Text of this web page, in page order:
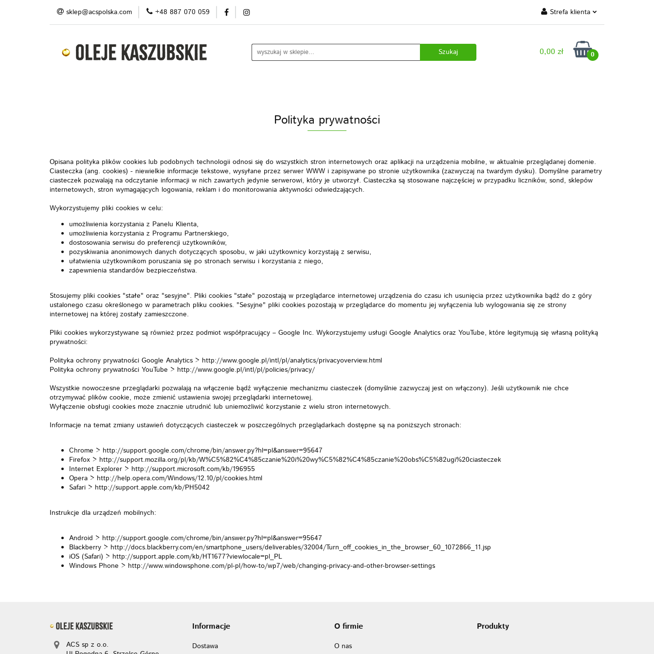
sklep@acspolska.com +48 887 070 059 Strefa klienta
Zaloguj się
Zarejestruj się
0,00 zł 0
Produkty Promocje/ outlet
Blog Do pobrania
Polityka prywatności
Opisana polityka plików cookies lub podobnych technologii odnosi się do wszystkich stron internetowych oraz aplikacji na urządzenia mobilne, w aktualnie przeglądanej domenie.
Ciasteczka (ang. cookies) - niewielkie informacje tekstowe, wysyłane przez serwer WWW i zapisywane po stronie użytkownika (zazwyczaj na twardym dysku). Domyślne parametry
ciasteczek pozwalają na odczytanie informacji w nich zawartych jedynie serwerowi, który je utworzył. Ciasteczka są stosowane najczęściej w przypadku liczników, sond, sklepów
internetowych, stron wymagających logowania, reklam i do monitorowania aktywności odwiedzających.
Wykorzystujemy pliki cookies w celu:
umożliwienia korzystania z Panelu Klienta,
umożliwienia korzystania z Programu Partnerskiego,
dostosowania serwisu do preferencji użytkowników,
pozyskiwania anonimowych danych dotyczących sposobu, w jaki użytkownicy korzystają z serwisu,
ułatwienia użytkownikom poruszania się po stronach serwisu i korzystania z niego,
zapewnienia standardów bezpieczeństwa.
Stosujemy pliki cookies "stałe" oraz "sesyjne". Pliki cookies "stałe" pozostają w przeglądarce internetowej urządzenia do czasu ich usunięcia przez użytkownika bądź do z góry
ustalonego czasu określonego w parametrach pliku cookies. "Sesyjne" pliki cookies pozostają w przeglądarce do momentu jej wyłączenia lub wylogowania się ze strony
internetowej na której zostały zamieszczone.
Pliki cookies wykorzystywane są również przez podmiot współpracujący – Google Inc. Wykorzystujemy usługi Google Analytics oraz YouTube, które legitymują się własną polityką
prywatności:
Polityka ochrony prywatności Google Analytics > http://www.google.pl/intl/pl/analytics/privacyoverview.html
Polityka ochrony prywatności YouTube > http://www.google.pl/intl/pl/policies/privacy/
Wszystkie nowoczesne przeglądarki pozwalają na włączenie bądź wyłączenie mechanizmu ciasteczek (domyślnie zazwyczaj jest on włączony). Jeśli użytkownik nie chce
otrzymywać plików cookie, może zmienić ustawienia swojej przeglądarki internetowej.
Wyłączenie obsługi cookies może znacznie utrudnić lub uniemożliwić korzystanie z wielu stron internetowych.
Informacje na temat zmiany ustawień dotyczących ciasteczek w poszczególnych przeglądarkach dostępne są na poniższych stronach:
Chrome > http://support.google.com/chrome/bin/answer.py?hl=pl&answer=95647
Firefox > http://support.mozilla.org/pl/kb/W%C5%82%C4%85czanie%20i%20wy%C5%82%C4%85czanie%20obs%C5%82ugi%20ciasteczek
Internet Explorer > http://support.microsoft.com/kb/196955
Opera > http://help.opera.com/Windows/12.10/pl/cookies.html
Safari > http://support.apple.com/kb/PH5042
Instrukcje dla urządzeń mobilnych:
Android > http://support.google.com/chrome/bin/answer.py?hl=pl&answer=95647
Blackberry > http://docs.blackberry.com/en/smartphone_users/deliverables/32004/Turn_off_cookies_in_the_browser_60_1072866_11.jsp
iOS (Safari) > http://support.apple.com/kb/HT1677?viewlocale=pl_PL
Windows Phone > http://www.windowsphone.com/pl-pl/how-to/wp7/web/changing-privacy-and-other-browser-settings
ACS sp z o.o.
Informacje
Dostawa
O firmie
O nas
Produkty